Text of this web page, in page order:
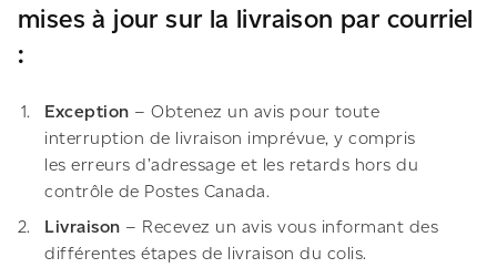
mises à jour sur la livraison par courriel
:
Exception – Obtenez un avis pour toute
interruption de livraison imprévue, y compris
les erreurs d’adressage et les retards hors du
contrôle de Postes Canada.
Livraison – Recevez un avis vous informant des
différentes étapes de livraison du colis.